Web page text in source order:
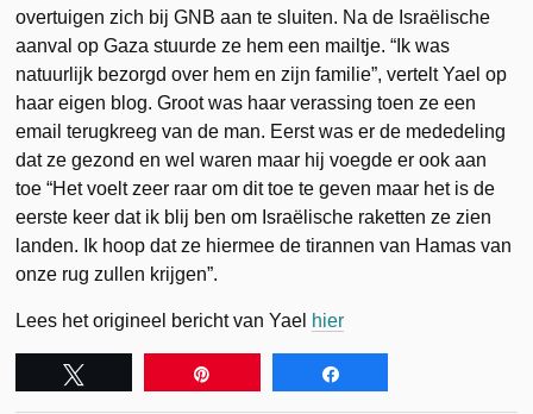
overtuigen zich bij GNB aan te sluiten. Na de Israëlische
aanval op Gaza stuurde ze hem een mailtje. “Ik was
natuurlijk bezorgd over hem en zijn familie”, vertelt Yael op
haar eigen blog. Groot was haar verassing toen ze een
email terugkreeg van de man. Eerst was er de mededeling
dat ze gezond en wel waren maar hij voegde er ook aan
toe “Het voelt zeer raar om dit toe te geven maar het is de
eerste keer dat ik blij ben om Israëlische raketten ze zien
landen. Ik hoop dat ze hiermee de tirannen van Hamas van
onze rug zullen krijgen”.
Lees het origineel bericht van Yael hier